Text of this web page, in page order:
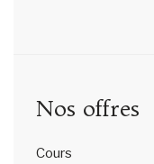
Nos offres
Cours